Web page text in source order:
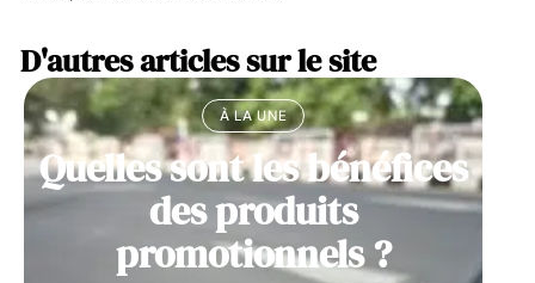
D'autres articles sur le site
À LA UNE
Quelles sont les bénéfices
des produits
promotionnels ?